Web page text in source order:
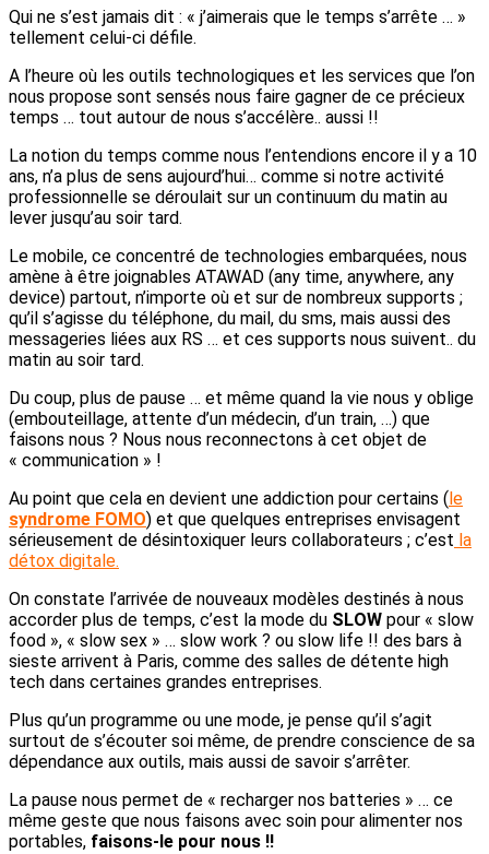
Qui ne s’est jamais dit : « j’aimerais que le temps s’arrête … »
tellement celui-ci défile.
A l’heure où les outils technologiques et les services que l’on
nous propose sont sensés nous faire gagner de ce précieux
temps … tout autour de nous s’accélère.. aussi !!
La notion du temps comme nous l’entendions encore il y a 10
ans, n’a plus de sens aujourd’hui… comme si notre activité
professionnelle se déroulait sur un continuum du matin au
lever jusqu’au soir tard.
Le mobile, ce concentré de technologies embarquées, nous
amène à être joignables ATAWAD (any time, anywhere, any
device) partout, n’importe où et sur de nombreux supports ;
qu’il s’agisse du téléphone, du mail, du sms, mais aussi des
messageries liées aux RS … et ces supports nous suivent.. du
matin au soir tard.
Du coup, plus de pause … et même quand la vie nous y oblige
(embouteillage, attente d’un médecin, d’un train, …) que
faisons nous ? Nous nous reconnectons à cet objet de
« communication » !
Au point que cela en devient une addiction pour certains ( le
syndrome FOMO) et que quelques entreprises envisagent
sérieusement de désintoxiquer leurs collaborateurs ; c’est la
détox digitale.
On constate l’arrivée de nouveaux modèles destinés à nous
accorder plus de temps, c’est la mode du SLOW pour « slow
food », « slow sex » … slow work ? ou slow life !! des bars à
sieste arrivent à Paris, comme des salles de détente high
tech dans certaines grandes entreprises.
Plus qu’un programme ou une mode, je pense qu’il s’agit
surtout de s’écouter soi même, de prendre conscience de sa
dépendance aux outils, mais aussi de savoir s’arrêter.
La pause nous permet de « recharger nos batteries » … ce
même geste que nous faisons avec soin pour alimenter nos
portables, faisons-le pour nous !!